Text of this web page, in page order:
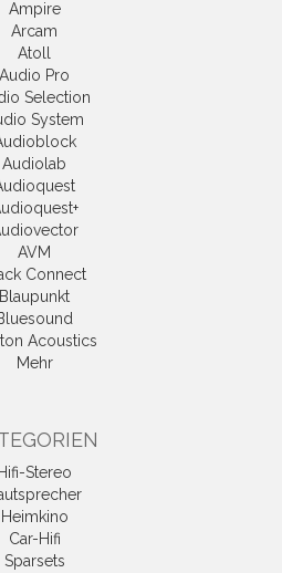
Ampire
Arcam
Atoll
Audio Pro
Selection
System
Audiolab
AVM
Connect
Blaupunkt
Acoustics
Mehr
Hifi-Stereo
Heimkino
Car-Hifi
Sparsets